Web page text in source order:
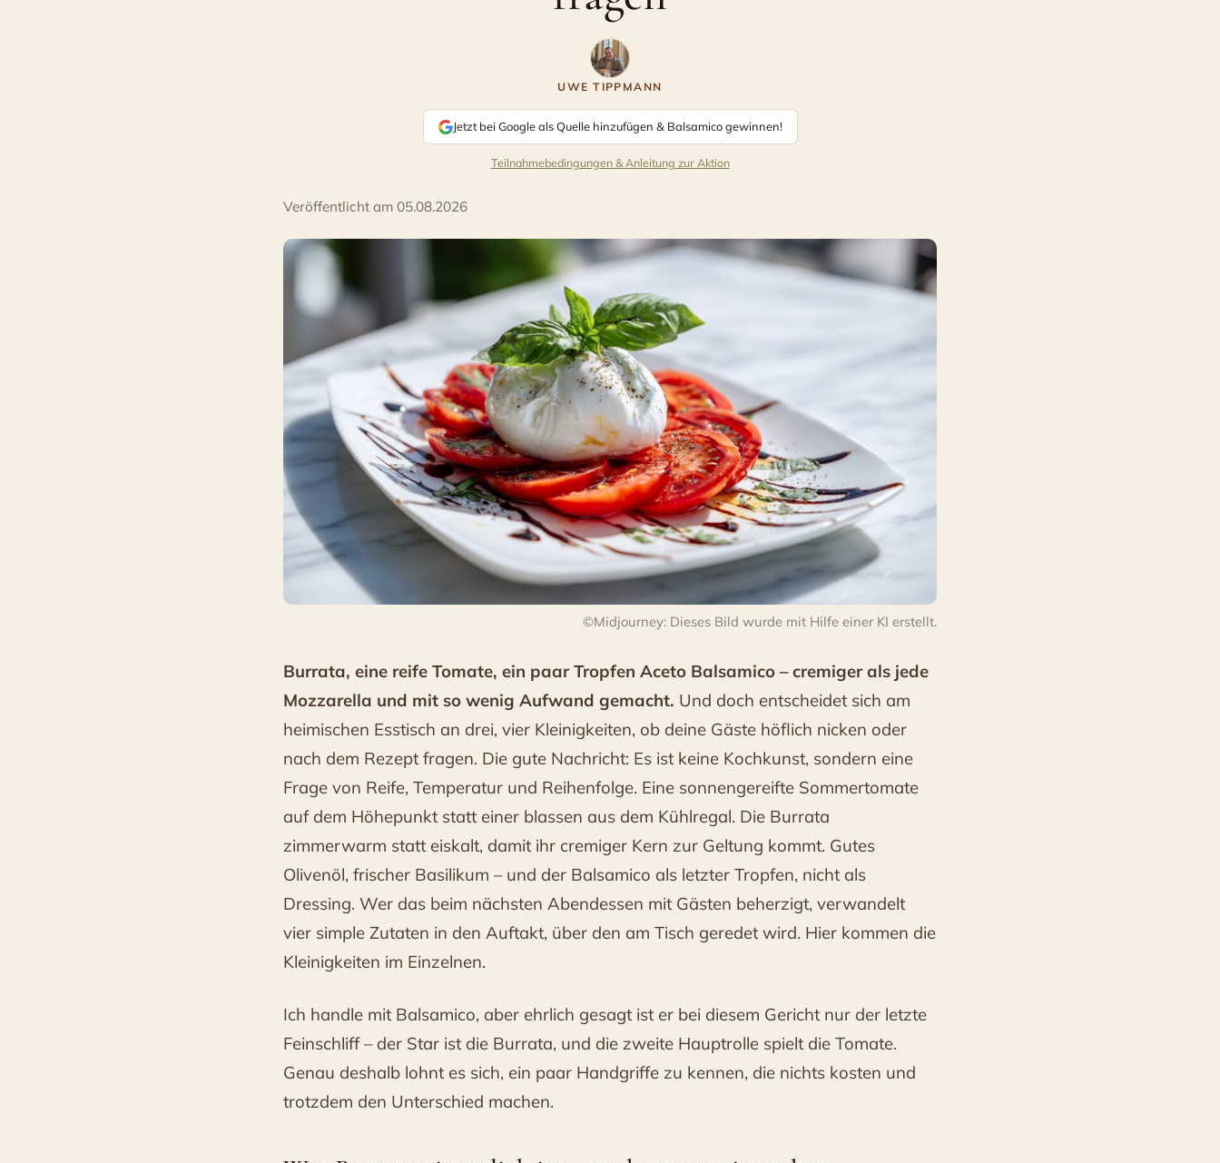
UWE TIPPMANN
Jetzt bei Google als Quelle hinzufügen & Balsamico gewinnen!
Teilnahmebedingungen & Anleitung zur Aktion
Veröffentlicht am 05.08.2026
©Midjourney: Dieses Bild wurde mit Hilfe einer KI erstellt.
Burrata, eine reife Tomate, ein paar Tropfen Aceto Balsamico – cremiger als jede
Mozzarella und mit so wenig Aufwand gemacht. Und doch entscheidet sich am
heimischen Esstisch an drei, vier Kleinigkeiten, ob deine Gäste höflich nicken oder
nach dem Rezept fragen. Die gute Nachricht: Es ist keine Kochkunst, sondern eine
Frage von Reife, Temperatur und Reihenfolge. Eine sonnengereifte Sommertomate
auf dem Höhepunkt statt einer blassen aus dem Kühlregal. Die Burrata
zimmerwarm statt eiskalt, damit ihr cremiger Kern zur Geltung kommt. Gutes
Olivenöl, frischer Basilikum – und der Balsamico als letzter Tropfen, nicht als
Dressing. Wer das beim nächsten Abendessen mit Gästen beherzigt, verwandelt
vier simple Zutaten in den Auftakt, über den am Tisch geredet wird. Hier kommen die
Kleinigkeiten im Einzelnen.
Ich handle mit Balsamico, aber ehrlich gesagt ist er bei diesem Gericht nur der letzte
Feinschliff – der Star ist die Burrata, und die zweite Hauptrolle spielt die Tomate.
Genau deshalb lohnt es sich, ein paar Handgriffe zu kennen, die nichts kosten und
trotzdem den Unterschied machen.